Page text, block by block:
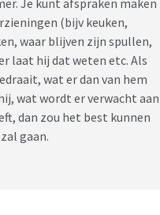
(bijv keuken,
waar blijven zijn spullen,
laat hij dat weten etc. Als
wat er dan van hem
wat wordt er verwacht aan
dan zou het best kunnen
gaan.